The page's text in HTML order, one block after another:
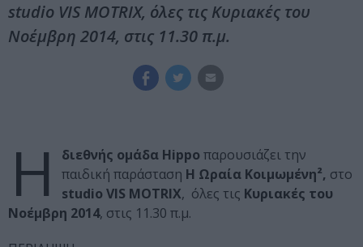
studio VIS MOTRIX, όλες τις Κυριακές του
Νοέμβρη 2014, στις 11.30 π.μ.
Η διεθνής ομάδα Ηippo παρουσιάζει την
παιδική παράσταση Η Ωραία Κοιμωμένη², στο
studio VIS MOTRIX, όλες τις Κυριακές του
Νοέμβρη 2014, στις 11.30 π.μ.